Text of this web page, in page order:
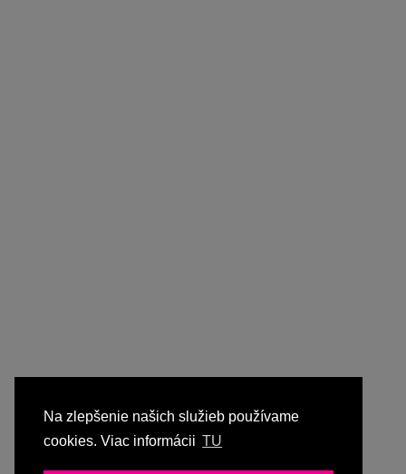
Na zlepšenie našich služieb používame
cookies. Viac informácii TU